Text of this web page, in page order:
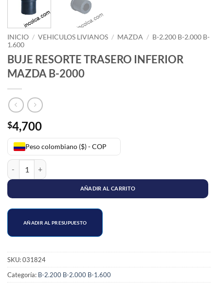
INICIO / VEHICULOS LIVIANOS / MAZDA / B-2.200 B-2.000 B-
1.600
BUJE RESORTE TRASERO INFERIOR
MAZDA B-2000
$4,700
Peso colombiano ($) - COP
BUJE RESORTE TRASERO INFERIOR MAZDA B-2000 cantidad
AÑADIR AL CARRITO
AÑADIR AL PRESUPUESTO
SKU:031824
Categoría: B-2.200 B-2.000 B-1.600